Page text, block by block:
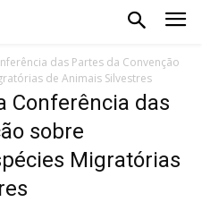
das Partes da Convenção
de Animais Silvestres
Conferência das
sobre
Migratórias